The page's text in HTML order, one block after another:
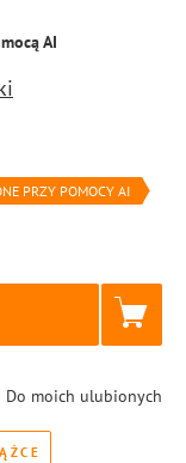
AI
PRZY POMOCY AI
Do moich ulubionych